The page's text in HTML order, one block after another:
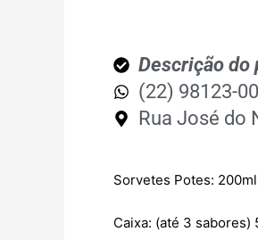
Descrição do
(22) 98123-
Rua José do
Sorvetes Potes:
Caixa: (até 3 sabores)